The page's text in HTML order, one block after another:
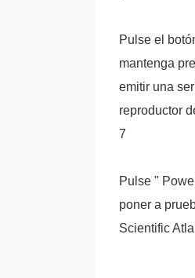
Pulse el
mantenga
emitir una
reproductor
7
Pulse "
poner a
Scientific